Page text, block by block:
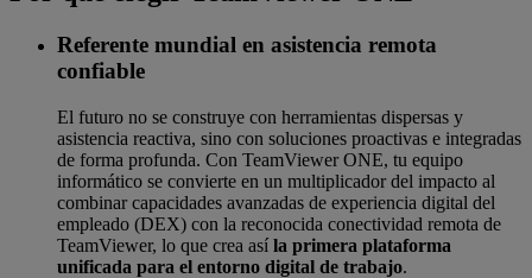
Referente mundial en asistencia remota
confiable
El futuro no se construye con herramientas dispersas y
asistencia reactiva, sino con soluciones proactivas e integradas
de forma profunda. Con TeamViewer ONE, tu equipo
informático se convierte en un multiplicador del impacto al
combinar capacidades avanzadas de experiencia digital del
empleado (DEX) con la reconocida conectividad remota de
TeamViewer, lo que crea así la primera plataforma
unificada para el entorno digital de trabajo.